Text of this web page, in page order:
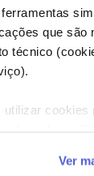
que são
técnico
cookies
de
Ver